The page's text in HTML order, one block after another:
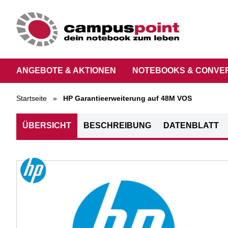
ANGEBOTE & AKTIONEN NOTEBOOKS &
Startseite » HP Garantieerweiterung auf 48M VOS
ÜBERSICHT BESCHREIBUNG DATENBLATT